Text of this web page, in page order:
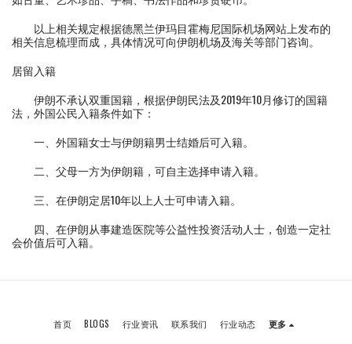
以上相关规定根据德黑兰伊玛目霍梅尼国际机场网站上发布的
相关信息梳理而成，具体情况可向伊朗机场及海关等部门咨询。
居留入籍
伊朗不承认双重国籍，根据伊朗民法及2019年10月修订的国籍
法，外国公民入籍条件如下：
一、外国籍女士与伊朗籍男士结婚后可入籍。
二、父母一方为伊朗籍，可自主选择申请入籍。
三、在伊朗定居10年以上人士可申请入籍。
四、在伊朗从事建造医院等公益性投资活动人士，创造一定社
会价值后可入籍。
首页 BLOGS 行业资讯 联系我们 行业动态 更多